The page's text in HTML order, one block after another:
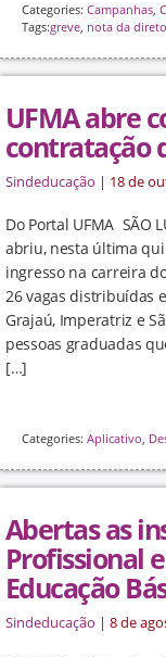
Categories: Campanhas,
Tags:greve, nota da
UFMA abre
contratação
Sindeducação | 18 de
Do Portal UFMA SÃO
abriu, nesta última
ingresso na carreira
26 vagas distribuídas
Grajaú, Imperatriz e
pessoas graduadas
[…]
Categories: Aplicativo,
Abertas as
Profissional
Educação
Sindeducação | 8 de